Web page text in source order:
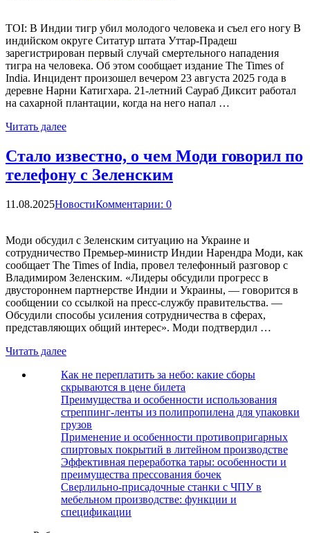
TOI: В Индии тигр убил молодого человека и съел его ногу В
индийском округе Ситатур штата Уттар-Прадеш
зарегистрирован первый случай смертельного нападения
тигра на человека. Об этом сообщает издание The Times of
India. Инцидент произошел вечером 23 августа 2025 года в
деревне Нарни Катигхара. 21-летний Саураб Диксит работал
на сахарной плантации, когда на него напал …
Читать далее
Стало известно, о чем Моди говорил по
телефону с Зеленским
11.08.2025НовостиКомментарии: 0
Моди обсудил с Зеленским ситуацию на Украине и
сотрудничество Премьер-министр Индии Нарендра Моди, как
сообщает The Times of India, провел телефонный разговор с
Владимиром Зеленским. «Лидеры обсудили прогресс в
двустороннем партнерстве Индии и Украины, — говорится в
сообщении со ссылкой на пресс-службу правительства. —
Обсудили способы усиления сотрудничества в сферах,
представляющих общий интерес». Моди подтвердил …
Читать далее
Как не переплатить за небо: какие сборы
скрываются в цене билета
Преимущества и особенности использования
стреппинг-ленты из полипропилена для упаковки
грузов
Применение и особенности противопригарных
спиртовых покрытий в литейном производстве
Эффективная переработка тары: особенности и
преимущества прессования бочек
Сверлильно-присадочные станки с ЧПУ в
мебельном производстве: функции и
спецификации